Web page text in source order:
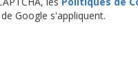
de Google s'appliquent.